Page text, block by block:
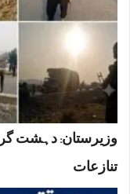
وزیرستان: دہشت
تنازعات